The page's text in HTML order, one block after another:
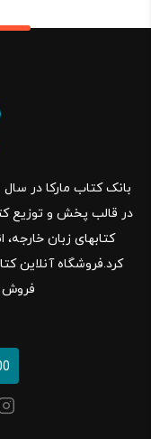
در قالب پخش و توزیع
فروش